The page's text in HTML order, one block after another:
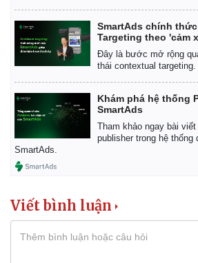
SmartAds chính
Targeting theo 'cảm
Đây là bước mở rộng
thái contextual targeting.
Khám phá hệ thống
SmartAds
Tham khảo ngay bài
publisher trong hệ thống
SmartAds.
Viết bình luận